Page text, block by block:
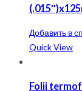
Добавить в
Quick View
Folii